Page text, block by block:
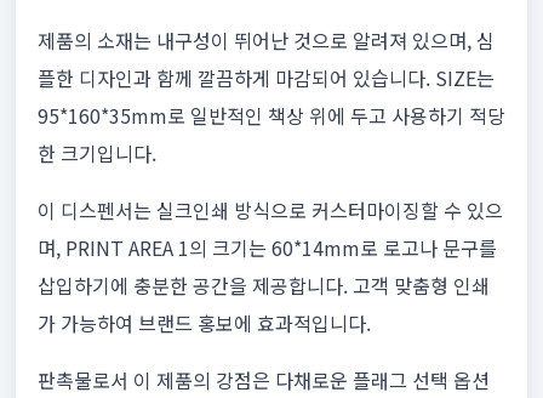
제품의 소재는 내구성이 뛰어난 것으로 알려져 있으며, 심
플한 디자인과 함께 깔끔하게 마감되어 있습니다. SIZE는
95*160*35mm로 일반적인 책상 위에 두고 사용하기 적당
한 크기입니다.
이 디스펜서는 실크인쇄 방식으로 커스터마이징할 수 있으
며, PRINT AREA 1의 크기는 60*14mm로 로고나 문구를
삽입하기에 충분한 공간을 제공합니다. 고객 맞춤형 인쇄
가 가능하여 브랜드 홍보에 효과적입니다.
판촉물로서 이 제품의 강점은 다채로운 플래그 선택 옵션